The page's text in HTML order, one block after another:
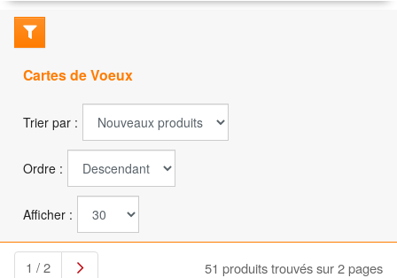
Cartes de Voeux
Trier par :
Ordre :
Afficher :
1 / 2 51 produits trouvés sur 2 pages